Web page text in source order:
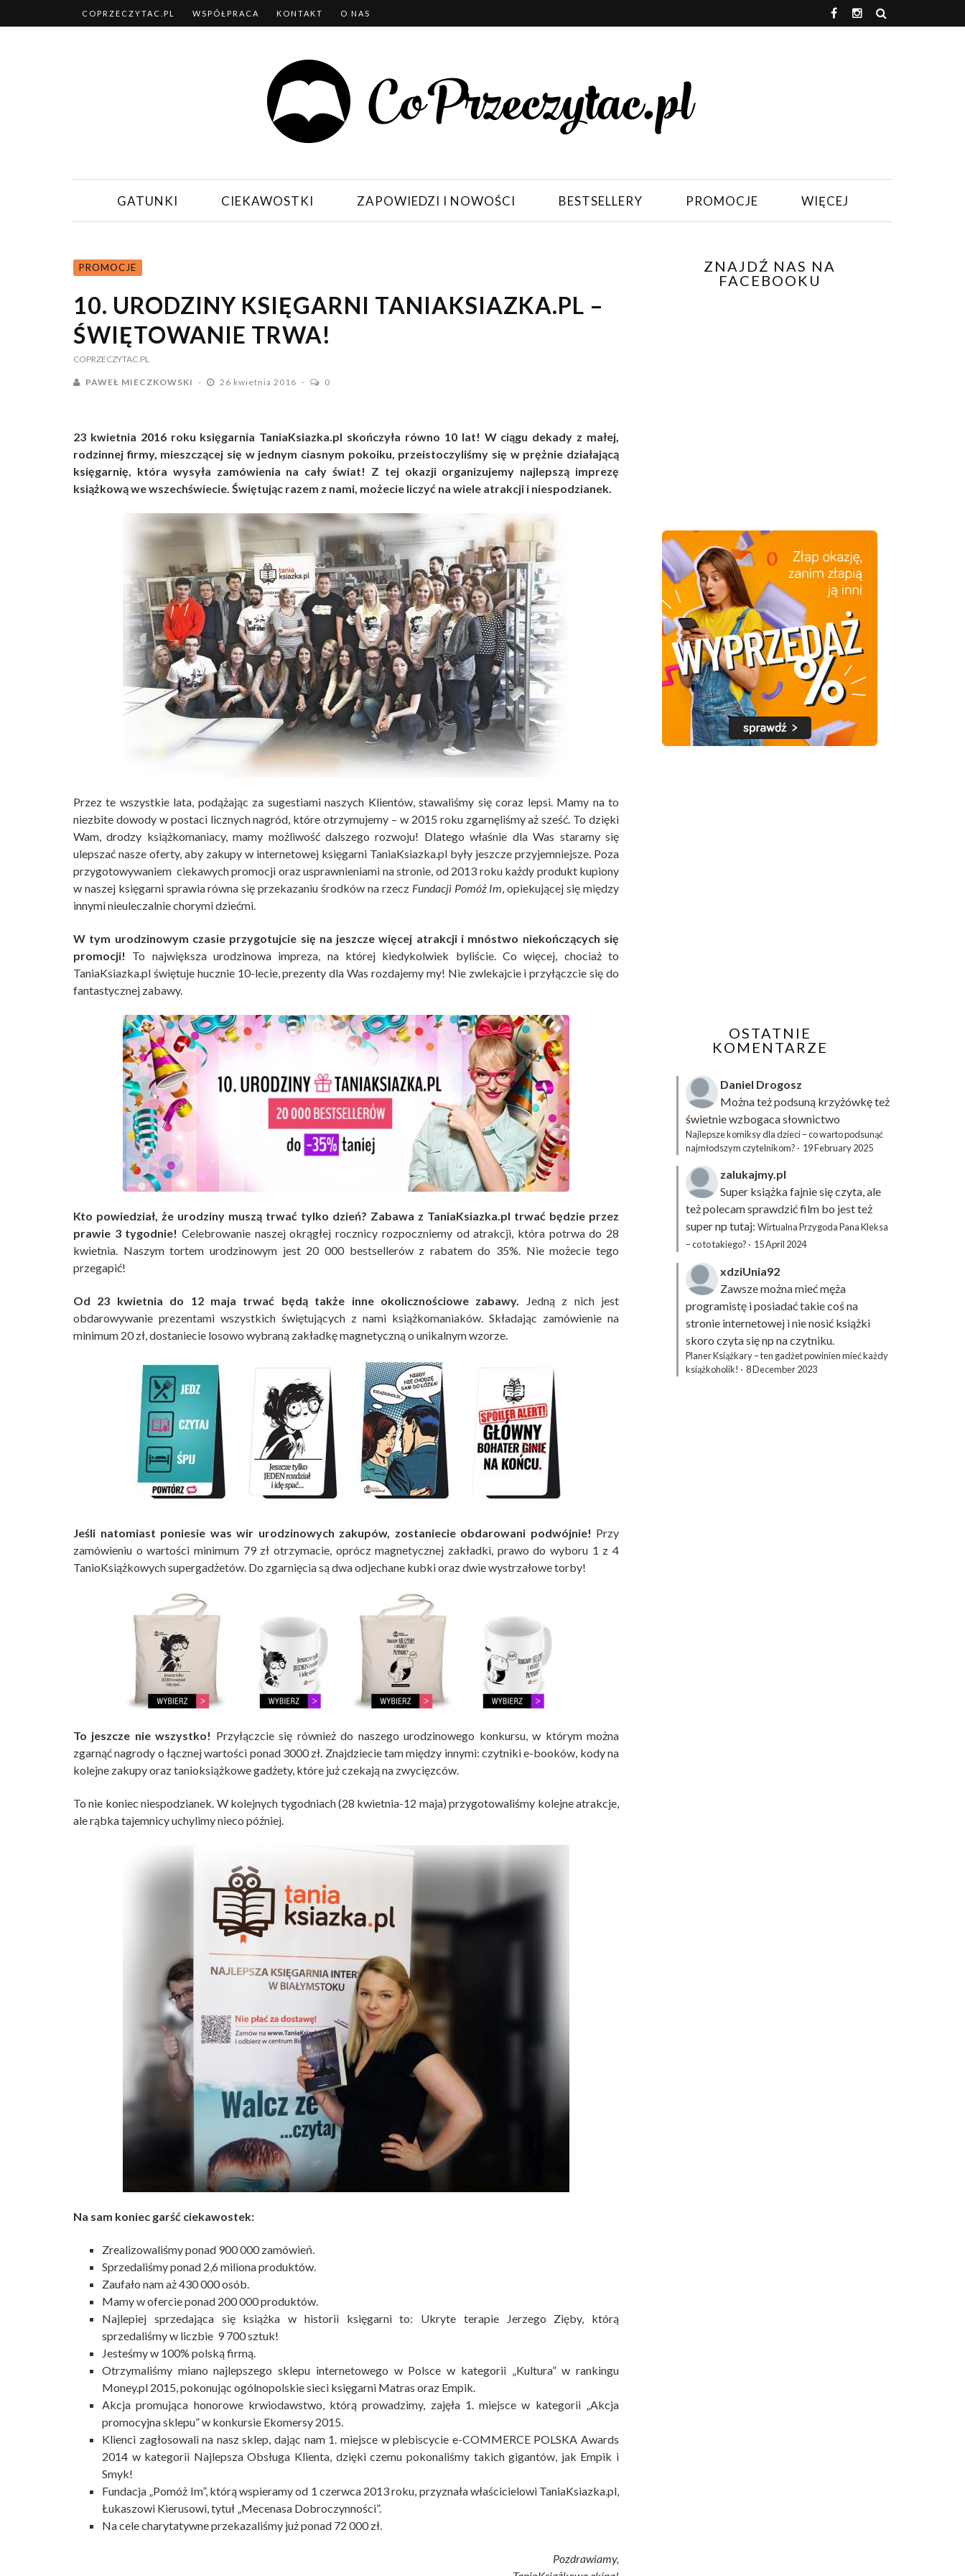
COPRZECZYTAC.PL WSPÓŁPRACA KONTAKT O NAS
GATUNKI CIEKAWOSTKI ZAPOWIEDZI I NOWOŚCI BESTSELLERY PROMOCJE WIĘCEJ
PROMOCJE
10. URODZINY KSIĘGARNI TANIAKSIAZKA.PL –
ŚWIĘTOWANIE TRWA!
COPRZECZYTAC.PL
PAWEŁ MIECZKOWSKI 26 kwietnia 2016 0
23 kwietnia 2016 roku księgarnia TaniaKsiazka.pl skończyła równo 10 lat! W ciągu dekady z małej,
rodzinnej firmy, mieszczącej się w jednym ciasnym pokoiku, przeistoczyliśmy się w prężnie działającą
księgarnię, która wysyła zamówienia na cały świat! Z tej okazji organizujemy najlepszą imprezę
książkową we wszechświecie. Świętując razem z nami, możecie liczyć na wiele atrakcji i niespodzianek.
Przez te wszystkie lata, podążając za sugestiami naszych Klientów, stawaliśmy się coraz lepsi. Mamy na to
niezbite dowody w postaci licznych nagród, które otrzymujemy – w 2015 roku zgarnęliśmy aż sześć. To dzięki
Wam, drodzy książkomaniacy, mamy możliwość dalszego rozwoju! Dlatego właśnie dla Was staramy się
ulepszać nasze oferty, aby zakupy w internetowej księgarni TaniaKsiazka.pl były jeszcze przyjemniejsze. Poza
przygotowywaniem ciekawych promocji oraz usprawnieniami na stronie, od 2013 roku każdy produkt kupiony
w naszej księgarni sprawia równa się przekazaniu środków na rzecz Fundacji Pomóż Im, opiekującej się między
innymi nieuleczalnie chorymi dziećmi.
W tym urodzinowym czasie przygotujcie się na jeszcze więcej atrakcji i mnóstwo niekończących się
promocji!
To największa urodzinowa impreza, na której kiedykolwiek byliście. Co więcej, chociaż to
TaniaKsiazka.pl świętuje hucznie 10-lecie, prezenty dla Was rozdajemy my! Nie zwlekajcie i przyłączcie się do
fantastycznej zabawy.
Kto powiedział, że urodziny muszą trwać tylko dzień? Zabawa z TaniaKsiazka.pl trwać będzie przez
prawie 3 tygodnie! Celebrowanie naszej okrągłej rocznicy rozpoczniemy od atrakcji, która potrwa do 28
kwietnia. Naszym tortem urodzinowym jest 20 000 bestsellerów z rabatem do 35%. Nie możecie tego
przegapić!
Od 23 kwietnia do 12 maja trwać będą także inne okolicznościowe zabawy. Jedną z nich jest
obdarowywanie prezentami wszystkich świętujących z nami książkomaniaków. Składając zamówienie na
minimum 20 zł, dostaniecie losowo wybraną zakładkę magnetyczną o unikalnym wzorze.
Jeśli natomiast poniesie was wir urodzinowych zakupów, zostaniecie obdarowani podwójnie! Przy
zamówieniu o wartości minimum 79 zł otrzymacie, oprócz magnetycznej zakładki, prawo do wyboru 1 z 4
TanioKsiążkowych supergadżetów. Do zgarnięcia są dwa odjechane kubki oraz dwie wystrzałowe torby!
To jeszcze nie wszystko! Przyłączcie się również do naszego urodzinowego konkursu, w którym można
zgarnąć nagrody o łącznej wartości ponad 3000 zł. Znajdziecie tam między innymi: czytniki e-booków, kody na
kolejne zakupy oraz tanioksiążkowe gadżety, które już czekają na zwycięzców.
To nie koniec niespodzianek. W kolejnych tygodniach (28 kwietnia-12 maja) przygotowaliśmy kolejne atrakcje,
ale rąbka tajemnicy uchylimy nieco później.
Na sam koniec garść ciekawostek:
Zrealizowaliśmy ponad 900 000 zamówień.
Sprzedaliśmy ponad 2,6 miliona produktów.
Zaufało nam aż 430 000 osób.
Mamy w ofercie ponad 200 000 produktów.
Najlepiej sprzedająca się książka w historii księgarni to: Ukryte terapie Jerzego Zięby, którą
sprzedaliśmy w liczbie 9 700 sztuk!
Jesteśmy w 100% polską firmą.
Otrzymaliśmy miano najlepszego sklepu internetowego w Polsce w kategorii „Kultura” w rankingu
Money.pl 2015, pokonując ogólnopolskie sieci księgarni Matras oraz Empik.
Akcja promująca honorowe krwiodawstwo, którą prowadzimy, zajęła 1. miejsce w kategorii „Akcja
promocyjna sklepu” w konkursie Ekomersy 2015.
Klienci zagłosowali na nasz sklep, dając nam 1. miejsce w plebiscycie e-COMMERCE POLSKA Awards
2014 w kategorii Najlepsza Obsługa Klienta, dzięki czemu pokonaliśmy takich gigantów, jak Empik i
Smyk!
Fundacja „Pomóż Im”, którą wspieramy od 1 czerwca 2013 roku, przyznała właścicielowi TaniaKsiazka.pl,
Łukaszowi Kierusowi, tytuł „Mecenasa Dobroczynności”.
Na cele charytatywne przekazaliśmy już ponad 72 000 zł.
Pozdrawiamy,
ZNAJDŹ NAS NA
FACEBOOKU
OSTATNIE
KOMENTARZE
Daniel Drogosz
Można też podsuną krzyżówkęteż
świetnie wzbogaca słownictwo
Najlepsze komiksy dla dzieci – co warto podsunąć
najmłodszym czytelnikom? · 19 February 2025
zalukajmy.pl
Super książka fajnie się czyta, ale
też polecam sprawdzić film bo jest też
super np tutaj: Wirtualna Przygoda Pana Kleksa
– co to takiego? · 15 April 2024
xdziUnia92
Zawsze można mieć męża
programistę i posiadać takie coś na
stronie internetowej i nie nosić książki
skoro czyta się np na czytniku.
Planer Książkary – ten gadżet powinien mieć każdy
książkoholik! · 8 December 2023